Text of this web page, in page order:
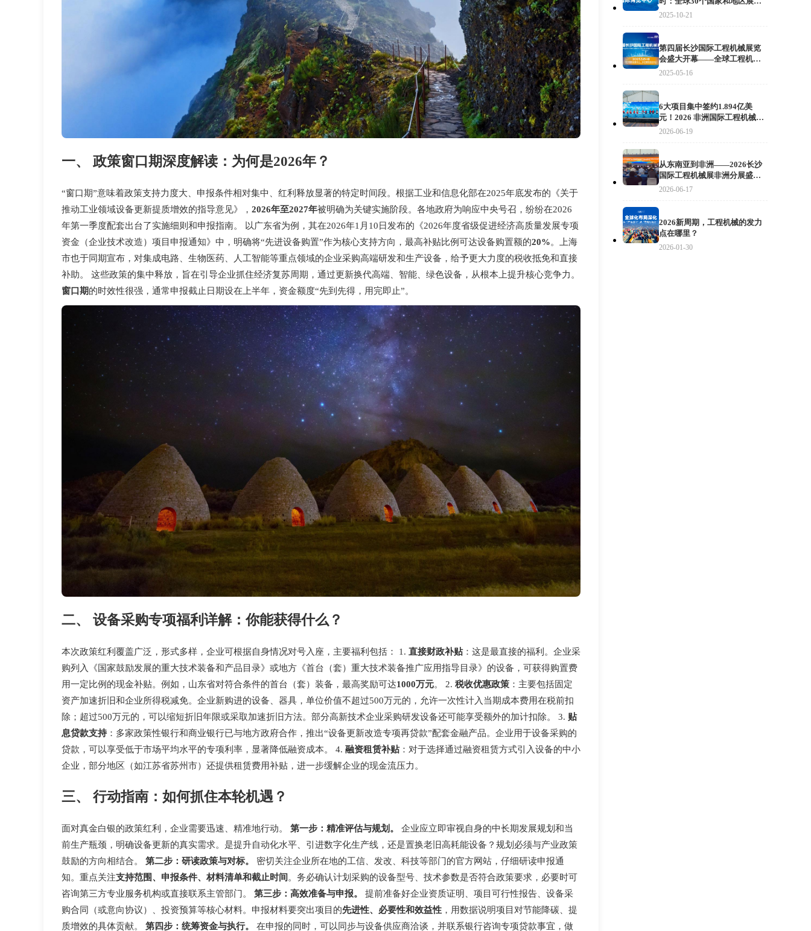
一、 政策窗口期深度解读：为何是2026年？
“窗口期”意味着政策支持力度大、申报条件相对集中、红利释放显著的特定时间段。根据工业和信息化部在2025年底发布的《关于
推动工业领域设备更新提质增效的指导意见》， 2026年至2027年被明确为关键实施阶段。各地政府为响应中央号召，纷纷在2026
年第一季度配套出台了实施细则和申报指南。 以广东省为例，其在2026年1月10日发布的《2026年度省级促进经济高质量发展专项
资金（企业技术改造）项目申报通知》中，明确将“先进设备购置”作为核心支持方向，最高补贴比例可达设备购置额的20%。上海
市也于同期宣布，对集成电路、生物医药、人工智能等重点领域的企业采购高端研发和生产设备，给予更大力度的税收抵免和直接
补助。 这些政策的集中释放，旨在引导企业抓住经济复苏周期，通过更新换代高端、智能、绿色设备，从根本上提升核心竞争力。
窗口期的时效性很强，通常申报截止日期设在上半年，资金额度“先到先得，用完即止”。
二、 设备采购专项福利详解：你能获得什么？
本次政策红利覆盖广泛，形式多样，企业可根据自身情况对号入座，主要福利包括： 1. 直接财政补贴：这是最直接的福利。企业采
购列入《国家鼓励发展的重大技术装备和产品目录》或地方《首台（套）重大技术装备推广应用指导目录》的设备，可获得购置费
用一定比例的现金补贴。例如，山东省对符合条件的首台（套）装备，最高奖励可达1000万元。 2. 税收优惠政策 ：主要包括固定
资产加速折旧和企业所得税减免。企业新购进的设备、器具，单位价值不超过500万元的，允许一次性计入当期成本费用在税前扣
除；超过500万元的，可以缩短折旧年限或采取加速折旧方法。部分高新技术企业采购研发设备还可能享受额外的加计扣除。 3. 贴
息贷款支持：多家政策性银行和商业银行已与地方政府合作，推出“设备更新改造专项再贷款”配套金融产品。企业用于设备采购的
贷款，可以享受低于市场平均水平的专项利率，显著降低融资成本。 4. 融资租赁补贴：对于选择通过融资租赁方式引入设备的中小
企业，部分地区（如江苏省苏州市）还提供租赁费用补贴，进一步缓解企业的现金流压力。
三、 行动指南：如何抓住本轮机遇？
面对真金白银的政策红利，企业需要迅速、精准地行动。 第一步：精准评估与规划。
企业应立即审视自身的中长期发展规划和当
前生产瓶颈，明确设备更新的真实需求。是提升自动化水平、引进数字化生产线，还是置换老旧高耗能设备？规划必须与产业政策
鼓励的方向相结合。 第二步：研读政策与对标。
密切关注企业所在地的工信、发改、科技等部门的官方网站，仔细研读申报通
知。重点关注支持范围、申报条件、材料清单和截止时间 。务必确认计划采购的设备型号、技术参数是否符合政策要求，必要时可
咨询第三方专业服务机构或直接联系主管部门。 第三步：高效准备与申报。
提前准备好企业资质证明、项目可行性报告、设备采
购合同（或意向协议）、投资预算等核心材料。申报材料要突出项目的先进性、必要性和效益性 ，用数据说明项目对节能降碳、提
质增效的具体贡献。 第四步：统筹资金与执行。
在申报的同时，可以同步与设备供应商洽谈，并联系银行咨询专项贷款事宜，做
抢先布局
2025-10-21
第四届长沙国际工程机械展览
会盛大开幕——全球工程机械
精英齐聚长沙 共绘行业发展新
2025-05-16
6大项目集中签约1.894亿美
元！2026 非洲国际工程机械、
矿山机械、农业机械及国际汽
2026-06-19
从东南亚到非洲——2026长沙
国际工程机械展非洲分展盛大
启幕
2026-06-17
2026新周期，工程机械的发力
点在哪里？
2026-01-30